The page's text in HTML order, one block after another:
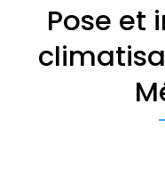
Pose et